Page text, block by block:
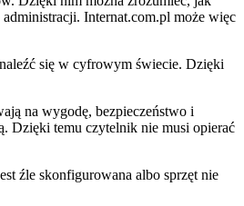
Internat.com.pl może więc
się w cyfrowym świecie. Dzięki
na wygodę, bezpieczeństwo i
Dzięki temu czytelnik nie musi opierać
źle skonfigurowana albo sprzęt nie